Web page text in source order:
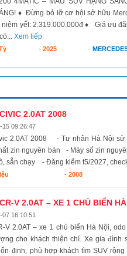
♦ Đừng bỏ lỡ cơ hội sở hữu
yết: 2.319.000.000đ ♦ Giá ưu
Xem tiếp
- 2025 -
2.0AT 2008
15 09:26:47
2.0AT 2008 - Tư nhân Hà Nội
zin nguyên bản - Máy số zin
sẵn chạy - Đăng kiểm t5/2027,
-2008
V 2.0AT – XE 1 CHỦ BIỂN
07 16:10:51
V 2.0AT – xe 1 chủ biển Hà Nội,
cho khách thiện chí. Xe gia đình
định, phù hợp khách tìm SUV